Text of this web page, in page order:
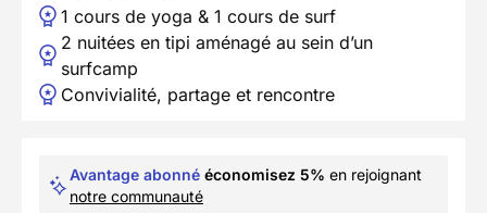
1 cours de yoga & 1 cours de surf
2 nuitées en tipi aménagé au sein d’un
surfcamp
Convivialité, partage et rencontre
Avantage abonné économisez 5% en rejoignant
notre communauté